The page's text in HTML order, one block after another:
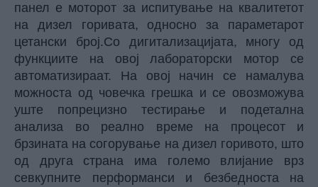
панел е моторот за испитување на квалитетот
на дизел горивата, односно за параметарот
цетански број.Со дигитализацијата, многу од
функциите на овој лабораторски мотор се
автоматизираат. На овој начин се намалува
можноста од човечка грешка и се овозможува
уште попрецизно тестирање и подетална
анализа во реално време на процесот и
брзината на согорување на дизел горивото, што
од друга страна има големо влијание врз
севкупните перформанси и безбедноста на